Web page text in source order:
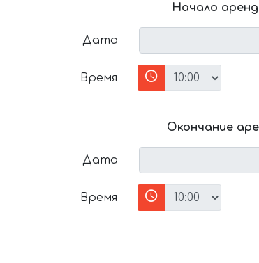
Начало
Дата
Время
Окончание
Дата
Время